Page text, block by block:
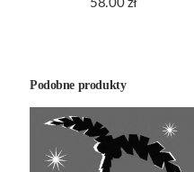
58.00 zł
Podobne produkty